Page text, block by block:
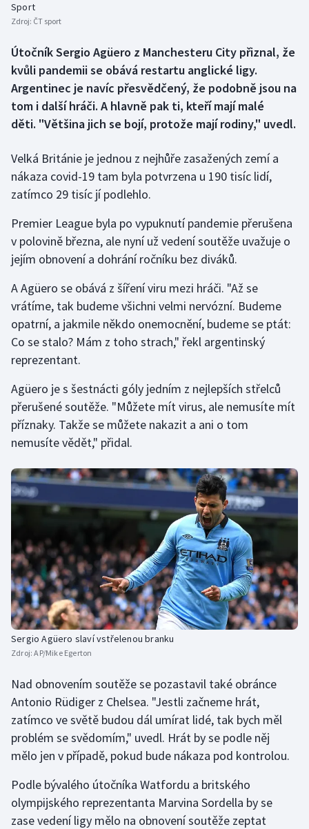
Boby a skeleton
Box
Curling
Dostihy
Futsal
Gymnastika
Házená
Jezdectví
Judo
Lezení
Lyže a snowboard
Moderní pětiboj
Motorsport
Olympijské hry
Parasport
Plavání
Plážový volejbal
Ragby
Rychlobruslení
Rychlostní kanoistika
Short track
Sportovní střelba
AZ kvíz
Sport
Zdroj: ČT sport
Útočník Sergio Agüero z Manchesteru City přiznal, že
kvůli pandemii se obává restartu anglické ligy.
Argentinec je navíc přesvědčený, že podobně jsou na
tom i další hráči. A hlavně pak ti, kteří mají malé
děti. "Většina jich se bojí, protože mají rodiny," uvedl.
Velká Británie je jednou z nejhůře zasažených zemí a
nákaza covid-19 tam byla potvrzena u 190 tisíc lidí,
zatímco 29 tisíc jí podlehlo.
Premier League byla po vypuknutí pandemie přerušena
v polovině března, ale nyní už vedení soutěže uvažuje o
jejím obnovení a dohrání ročníku bez diváků.
A Agüero se obává z šíření viru mezi hráči. "Až se
vrátíme, tak budeme všichni velmi nervózní. Budeme
opatrní, a jakmile někdo onemocnění, budeme se ptát:
Co se stalo? Mám z toho strach," řekl argentinský
reprezentant.
Agüero je s šestnácti góly jedním z nejlepších střelců
přerušené soutěže. "Můžete mít virus, ale nemusíte mít
příznaky. Takže se můžete nakazit a ani o tom
nemusíte vědět," přidal.
Sergio Agüero slaví vstřelenou branku
Zdroj:AP/Mike Egerton
Nad obnovením soutěže se pozastavil také obránce
Antonio Rüdiger z Chelsea. "Jestli začneme hrát,
zatímco ve světě budou dál umírat lidé, tak bych měl
problém se svědomím," uvedl. Hrát by se podle něj
mělo jen v případě, pokud bude nákaza pod kontrolou.
Podle bývalého útočníka Watfordu a britského
olympijského reprezentanta Marvina Sordella by se
zase vedení ligy mělo na obnovení soutěže zeptat